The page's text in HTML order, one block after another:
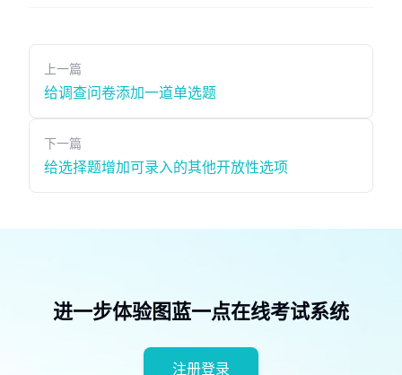
上一篇
给调查问卷添加一道单选题
下一篇
给选择题增加可录入的其他开放性选项
进一步体验图蓝一点在线考试系统
注册登录